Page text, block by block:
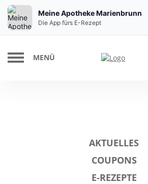
MENÜ
AKTUELLES
COUPONS
E-REZEPTE
Meine Apotheke Marienbrunn
Die App fürs E-Rezept